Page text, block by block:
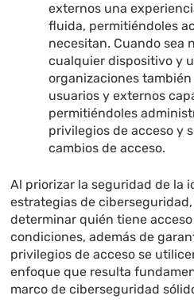
externos una
fluida, permitiéndoles
necesitan. Cuando sea
cualquier dispositivo y
organizaciones
usuarios y externos
permitiéndoles
privilegios de acceso y
cambios de acceso.
Al priorizar la seguridad de la
estrategias de
determinar quién tiene
condiciones, además de
privilegios de acceso se
enfoque que resulta
marco de ciberseguridad